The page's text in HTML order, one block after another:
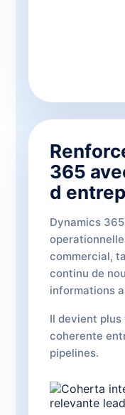
365
d
Dynamics
commercial,
continu de
informations
Il devient
coherente
pipelines.